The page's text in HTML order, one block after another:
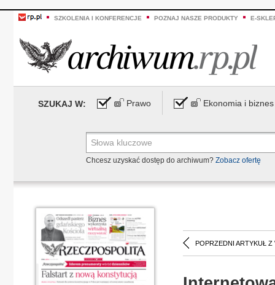
SZKOLENIA I KONFERENCJE POZNAJ NASZE PRODUKTY E-
SZUKAJ W: Prawo Ekonomia i biznes
Chcesz uzyskać dostęp do archiwum? Zobacz ofertę
POPRZEDNI ARTYKUŁ Z